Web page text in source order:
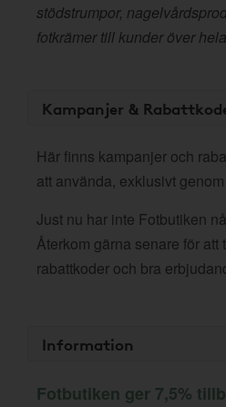
stödstrumpor,
fotkrämer till kunder över
Kampanjer &
Här finns kampanjer och
att använda, exklusivt
Just nu har inte Fotbutiken
Återkom gärna senare för att
rabattkoder och bra
Information
Fotbutiken ger 7,5%